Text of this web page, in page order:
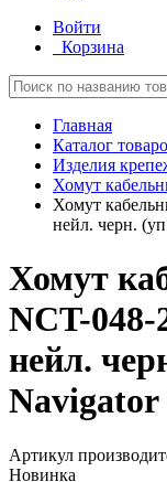
Войти
Корзина
Главная
Каталог
Изделия
Хомут
Хомут
нейл. черн.
Хомут
NCT-048-
нейл.
Navigator
Артикул
Новинка